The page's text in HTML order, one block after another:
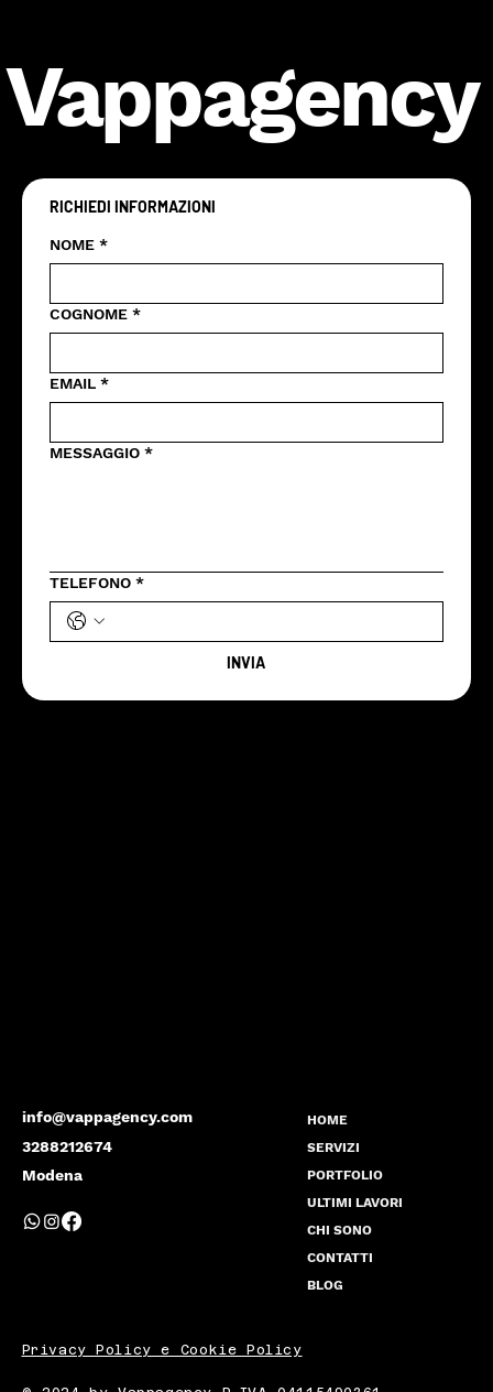
Vappagency
info@vappagency.com
3288212674
Modena
HOME
SERVIZI
PORTFOLIO
ULTIMI LAVORI
CHI SONO
CONTATTI
BLOG
RICHIEDI INFORMAZIONI
NOME *
COGNOME *
EMAIL *
MESSAGGIO *
TELEFONO *
INVIA
Privacy Policy e Cookie Policy